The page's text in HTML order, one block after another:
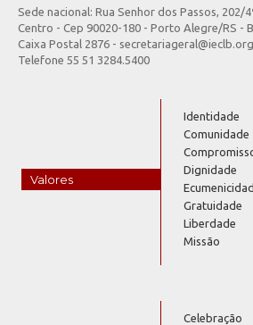
Sede nacional: Rua Senhor dos Passos, 202/
Centro - Cep 90020-180 - Porto Alegre/RS -
Caixa Postal 2876 -
Telefone 55 51 3284.5400
Valores
Identidade
Comunidade
Dignidade
Gratuidade
Liberdade
Missão
Celebração